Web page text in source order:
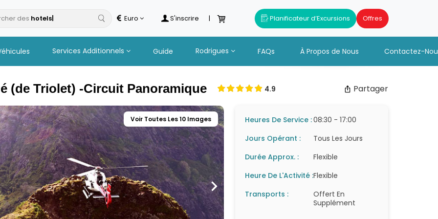
des h Euro S'inscrire | Planificateur d’Excursions Offres
Services Additionnels Guide Rodrigues FAQs À Propos de Nous Contactez-
(de Triolet) -Circuit Panoramique 4.9 Partager
Voir Toutes Les 10 Images Heures De Service :08:30 - 17:00
Jours Opérant :
Tous Les Jours
Durée Approx. :
Flexible
Heure De L'Activité :Flexible
Transports :
Offert En
Supplément